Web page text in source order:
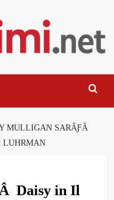
MULLIGAN SARÃƑÂ
LUHRMAN
Daisy in Il